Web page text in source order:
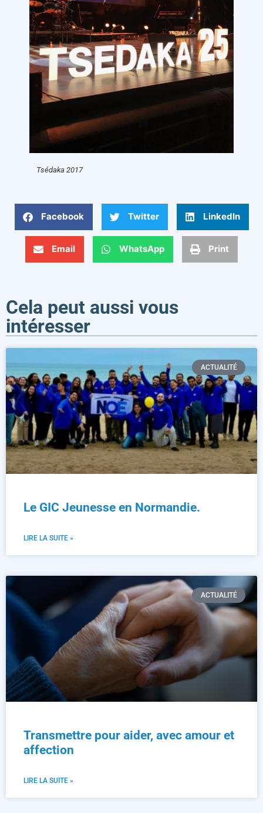
Tsédaka 2017
Facebook Twitter LinkedIn
Email WhatsApp Print
Cela peut aussi vous
intéresser
ACTUALITÉ
Le GIC Jeunesse en Normandie.
LIRE LA SUITE »
ACTUALITÉ
Transmettre pour aider, avec amour et
affection
LIRE LA SUITE »